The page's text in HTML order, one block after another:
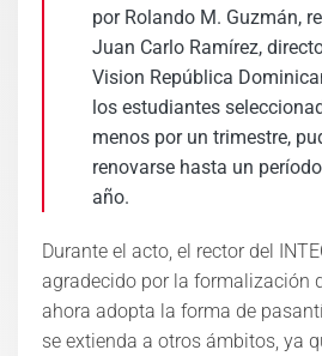
por Rolando M. Guzmán,
Juan Carlo Ramírez,
Vision República
los estudiantes
menos por un trimestre,
renovarse hasta un
año.
Durante el acto, el rector del
agradecido por la formalización
ahora adopta la forma de
se extienda a otros ámbitos, ya